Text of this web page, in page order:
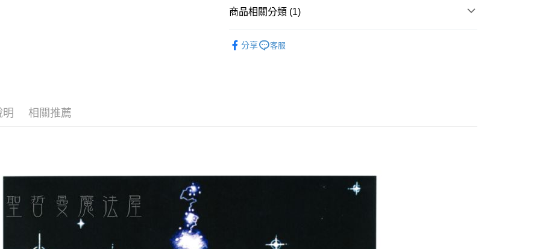
悠遊付
每筆NT$80，滿NT$3,000(含以上)免運費
每筆NT$80，滿NT$3,000(含以上)免運費
付款後門市自取
商品相關分類 (1)
分享
客服
明 相關推薦